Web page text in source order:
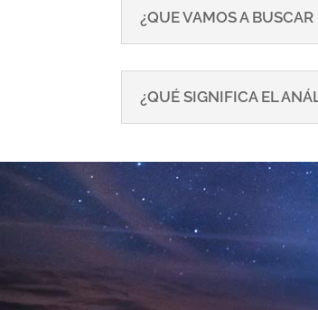
¿QUE VAMOS A
¿QUÉ SIGNIFICA EL